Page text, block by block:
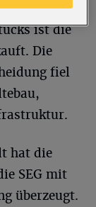
ist die
Die
fiel
hat die
SEG mit
überzeugt.